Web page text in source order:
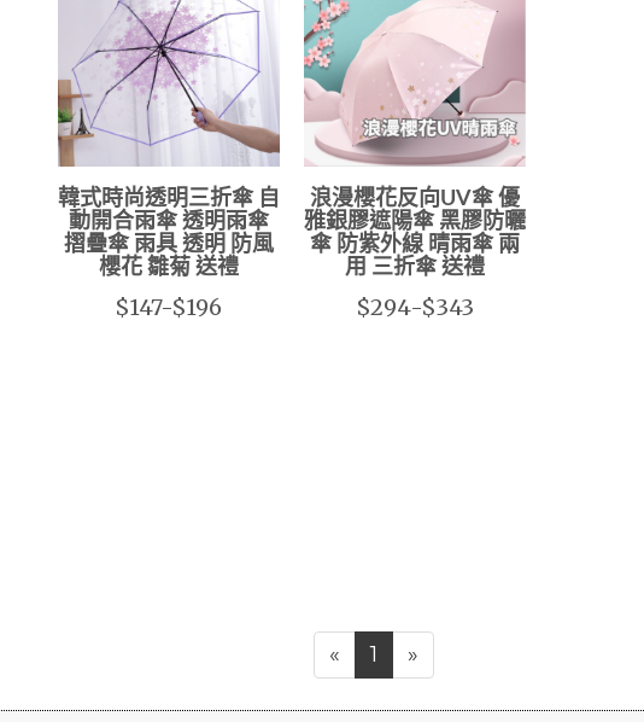
韓式時尚透明三折傘 自
動開合雨傘 透明雨傘
摺疊傘 雨具 透明 防風
櫻花 雛菊 送禮
$147-$196
浪漫櫻花反向UV傘 優
雅銀膠遮陽傘 黑膠防曬
傘 防紫外線 晴雨傘 兩
用 三折傘 送禮
$294-$343
« 1 »